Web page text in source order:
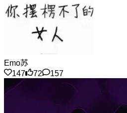
Emo苏
147
72 157